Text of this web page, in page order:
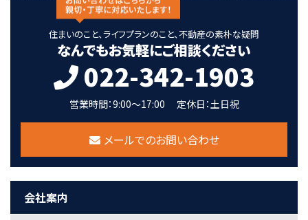
住まいのこと、ライフプランのこと、不動産の素朴な疑問
なんでもお気軽にご相談ください
022-342-1903
営業時間：9:00～17:00 定休日：土日祝
メールでのお問い合わせ
会社案内